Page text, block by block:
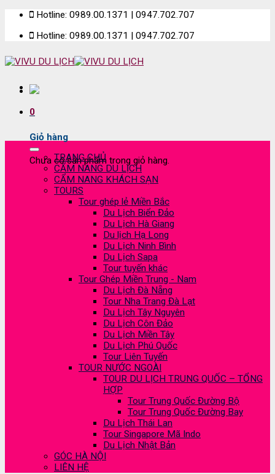
Skip
content
Hotline: 0989.00.1371 | 0947.702.707
Hotline: 0989.00.1371 | 0947.702.707
0
Giỏ hàng
Chưa có sản phẩm trong giỏ hàng.
TRANG CHỦ
CẨM NANG DU LỊCH
CẨM NANG KHÁCH SẠN
TOURS
Tour ghép lẻ Miền Bắc
Du Lịch Biển Đảo
Du Lịch Hà Giang
Du lịch Hạ Long
Du Lịch Ninh Bình
Du Lịch Sapa
Tour tuyến khác
Tour Ghép Miền Trung - Nam
Du Lịch Đà Nẵng
Tour Nha Trang Đà Lạt
Du Lịch Tây Nguyên
Du Lịch Côn Đảo
Du Lịch Miền Tây
Du Lịch Phú Quốc
Tour Liên Tuyến
TOUR NƯỚC NGOÀI
TOUR DU LỊCH TRUNG QUỐC – TỔNG
HỢP
Tour Trung Quốc Đường Bộ
Tour Trung Quốc Đường Bay
Du Lịch Thái Lan
Tour Singapore Mã Indo
Du Lịch Nhật Bản
GÓC HÀ NỘI
LIÊN HỆ